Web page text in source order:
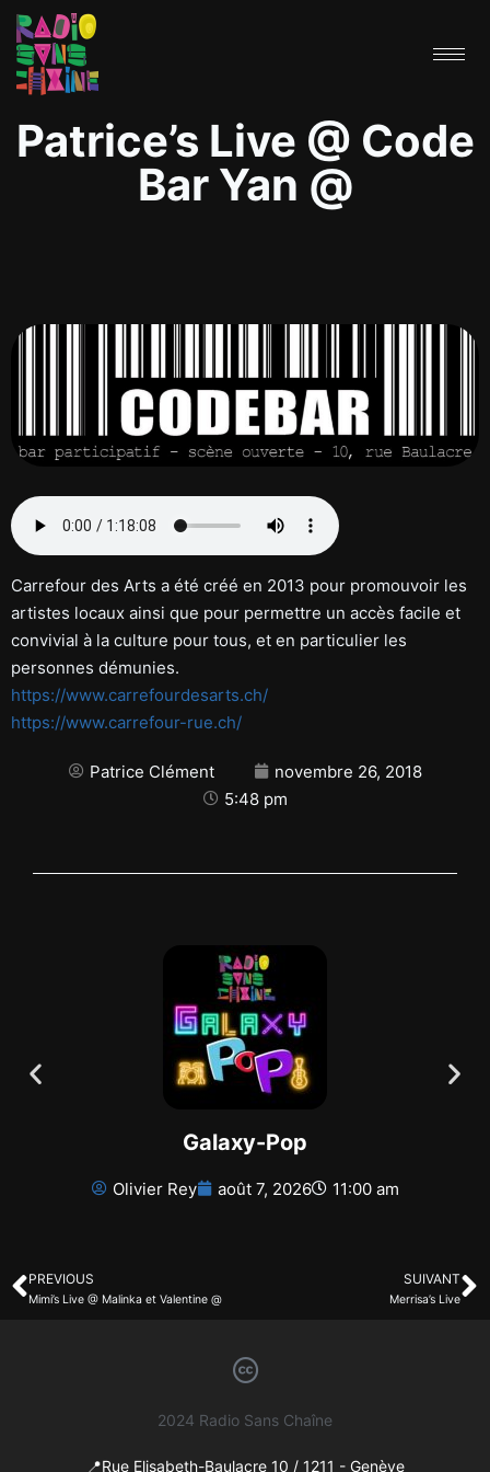
Patrice’s Live @ Code
Bar Yan @
Carrefour des Arts a été créé en 2013 pour promouvoir les
artistes locaux ainsi que pour permettre un accès facile et
convivial à la culture pour tous, et en particulier les
personnes démunies.
https://www.carrefourdesarts.ch/
https://www.carrefour-rue.ch/
Patrice Clément
novembre 26, 2018
5:48 pm
Galaxy-Pop
Olivier Rey août 7, 2026 11:00 am
PREVIOUS
Mimi’s Live @ Malinka et Valentine @
SUIVANT
Merrisa’s Live
2024 Radio Sans Chaîne
📍Rue Elisabeth-Baulacre 10 / 1211 - Genève